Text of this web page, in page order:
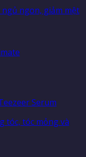
ngủ ngon, giảm mệt
tóc, tóc mỏng và